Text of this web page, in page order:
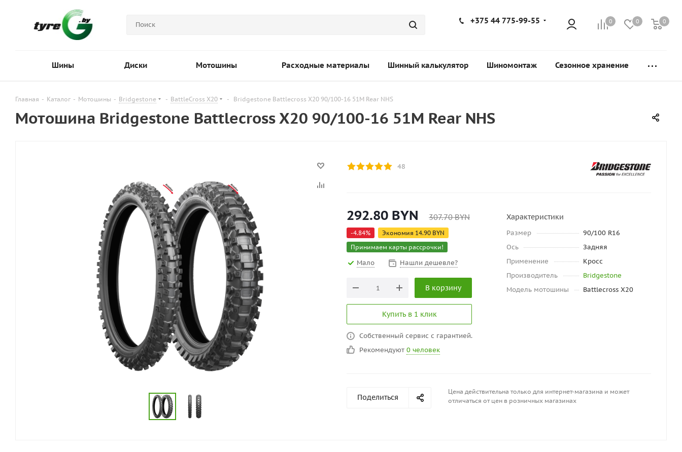
0 0 0
+375 44 775-99-55
Шины Диски Мотошины Расходные материалы Шинный калькулятор Шиномонтаж Сезонное хранение
Главная - Каталог - Мотошины - Bridgestone - BattleCross X20 - Bridgestone Battlecross X20 90/100-16 51M Rear NHS
Мотошина Bridgestone Battlecross X20 90/100-16 51M Rear NHS
48
292.80 BYN 307.70BYN
-4.84% Экономия 14.90 BYN
Принимаем карты рассрочки!
Мало Нашли дешевле?
В корзину
Купить в 1 клик
Собственный сервис с гарантией.
Рекомендуют 0 человек
Характеристики
Размер
90/100 R16
Ось
Задняя
Применение
Кросс
Производитель
Bridgestone
Модель мотошины
Battlecross X20
Поделиться
Цена действительна только для интернет-магазина и может
отличаться от цен в розничных магазинах